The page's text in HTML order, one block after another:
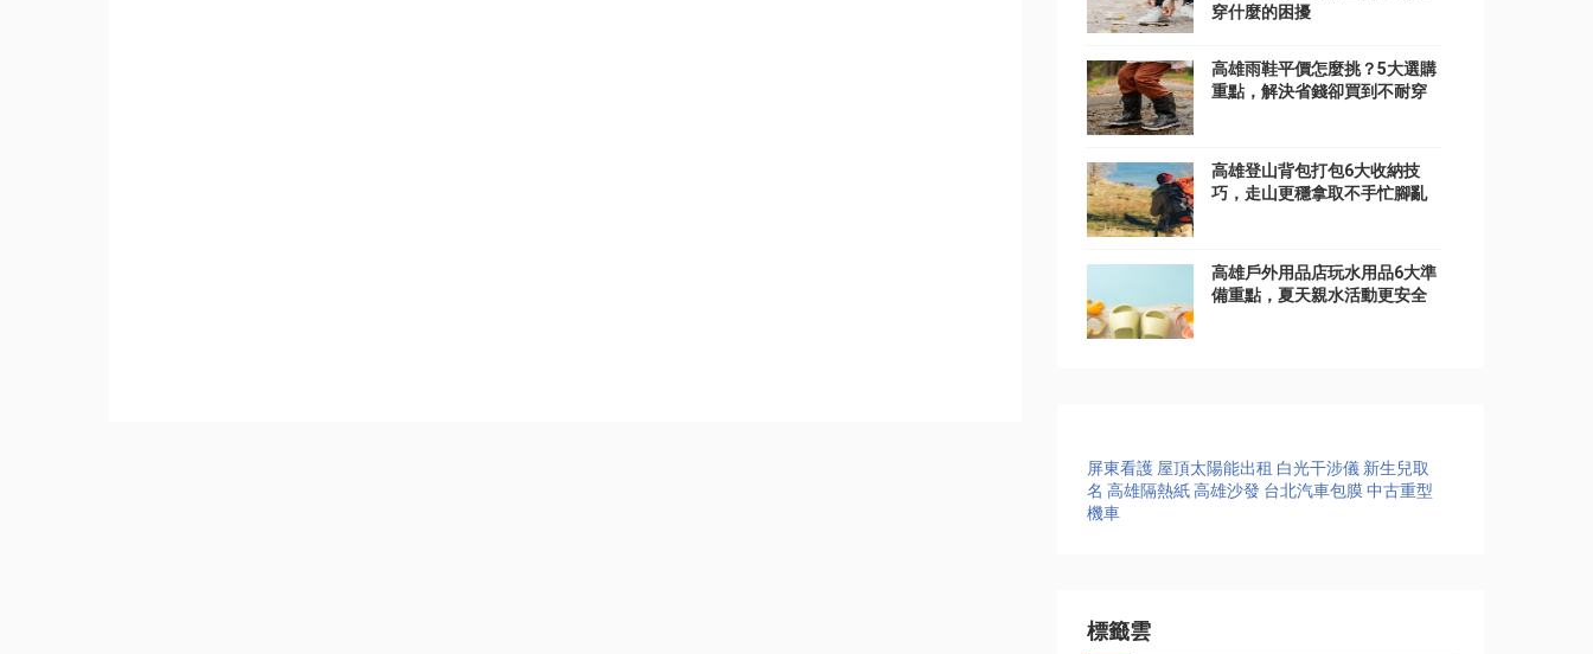
穿什麼的困擾
高雄雨鞋平價怎麼挑？5大選購
重點，解決省錢卻買到不耐穿
高雄登山背包打包6大收納技
巧，走山更穩拿取不手忙腳亂
高雄戶外用品店玩水用品6大準
備重點，夏天親水活動更安全
屏東看護 屋頂太陽能出租 白光干涉儀 新生兒取
名 高雄隔熱紙高雄沙發 台北汽車包膜中古重型
機車
標籤雲